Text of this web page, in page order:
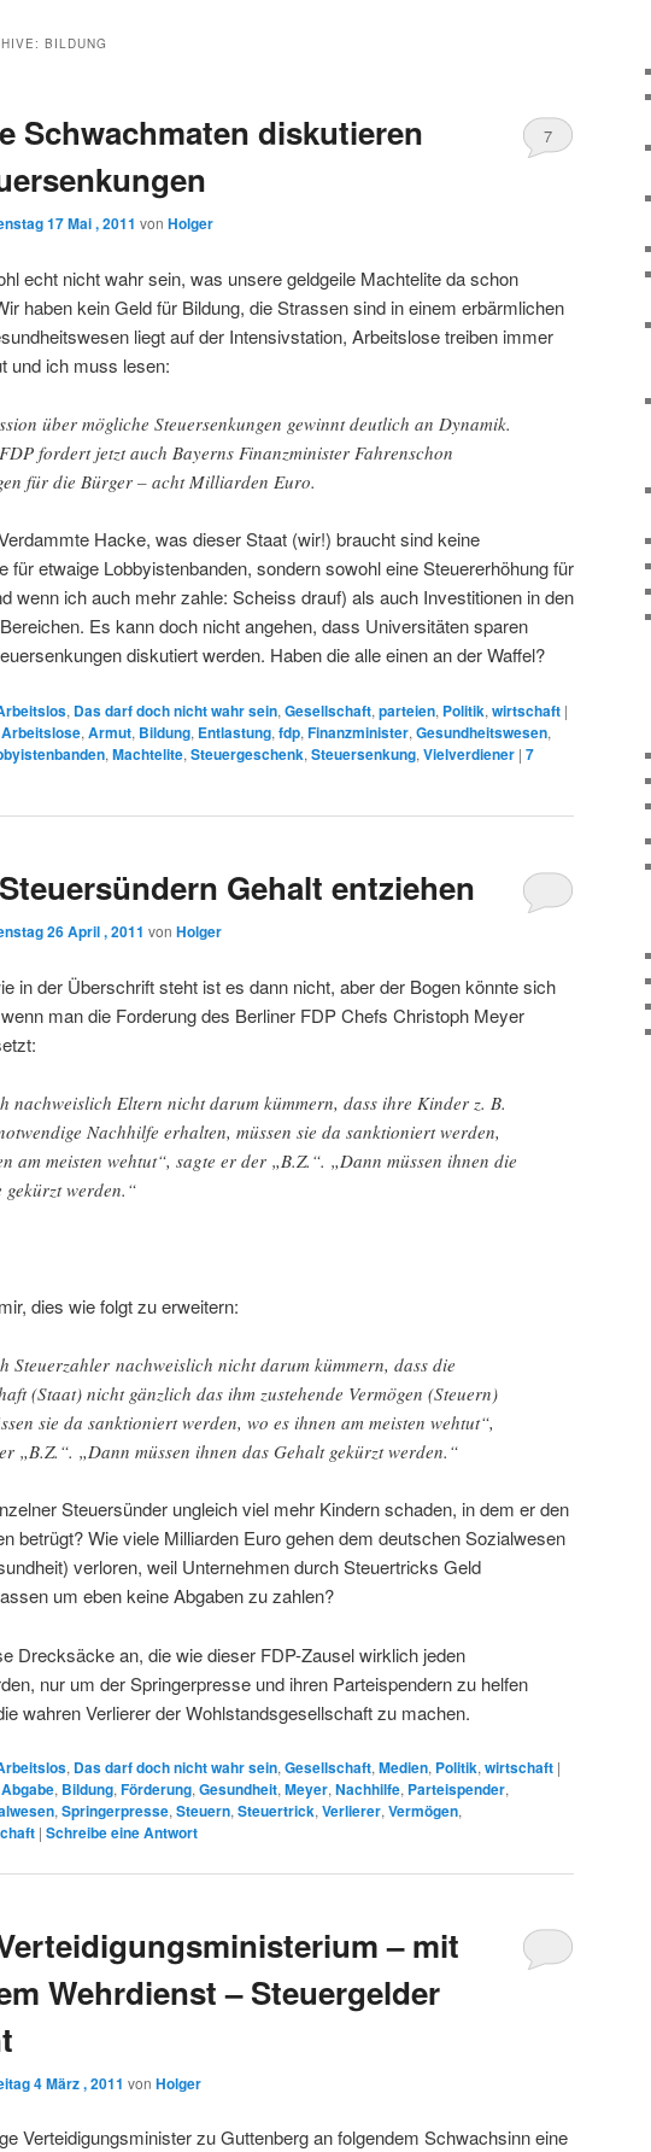
BILDUNG
Schwachmaten diskutieren
17 Mai , 2011 von Holger
7
echt nicht wahr sein, was unsere geldgeile Machtelite da schon
haben kein Geld für Bildung, die Strassen sind in einem erbärmlichen
liegt auf der Intensivstation, Arbeitslose treiben immer
und ich muss lesen:
über mögliche Steuersenkungen gewinnt deutlich an Dynamik.
fordert jetzt auch Bayerns Finanzminister Fahrenschon
für die Bürger – acht Milliarden Euro.
Hacke, was dieser Staat (wir!) braucht sind keine
für etwaige Lobbyistenbanden, sondern sowohl eine Steuererhöhung für
wenn ich auch mehr zahle: Scheiss drauf) als auch Investitionen in den
Es kann doch nicht angehen, dass Universitäten sparen
diskutiert werden. Haben die alle einen an der Waffel?
, Das darf doch nicht wahr sein, Gesellschaft, parteien, Politik, wirtschaft |
Arbeitslose, Armut, Bildung, Entlastung, fdp, Finanzminister, Gesundheitswesen,
, Machtelite, Steuergeschenk, Steuersenkung, Vielverdiener | 7
Gehalt entziehen
26 April , 2011 von Holger
in der Überschrift steht ist es dann nicht, aber der Bogen könnte sich
man die Forderung des Berliner FDP Chefs Christoph Meyer
nachweislich Eltern nicht darum kümmern, dass ihre Kinder z. B.
Nachhilfe erhalten, müssen sie da sanktioniert werden,
am meisten wehtut“, sagte er der „B.Z.“. „Dann müssen ihnen die
gekürzt werden.“
dies wie folgt zu erweitern:
Steuerzahler nachweislich nicht darum kümmern, dass die
(Staat) nicht gänzlich das ihm zustehende Vermögen (Steuern)
sie da sanktioniert werden, wo es ihnen am meisten wehtut“,
„B.Z.“. „Dann müssen ihnen das Gehalt gekürzt werden.“
Steuersünder ungleich viel mehr Kindern schaden, in dem er den
betrügt? Wie viele Milliarden Euro gehen dem deutschen Sozialwesen
verloren, weil Unternehmen durch Steuertricks Geld
um eben keine Abgaben zu zahlen?
Drecksäcke an, die wie dieser FDP-Zausel wirklich jeden
nur um der Springerpresse und ihren Parteispendern zu helfen
wahren Verlierer der Wohlstandsgesellschaft zu machen.
, Das darf doch nicht wahr sein, Gesellschaft, Medien, Politik, wirtschaft |
Abgabe, Bildung, Förderung, Gesundheit, Meyer, Nachhilfe, Parteispender,
, Springerpresse, Steuern, Steuertrick, Verlierer, Vermögen,
| Schreibe eine Antwort
– mit
Wehrdienst – Steuergelder
4 März , 2011 von Holger
Verteidigungsminister zu Guttenberg an folgendem Schwachsinn eine